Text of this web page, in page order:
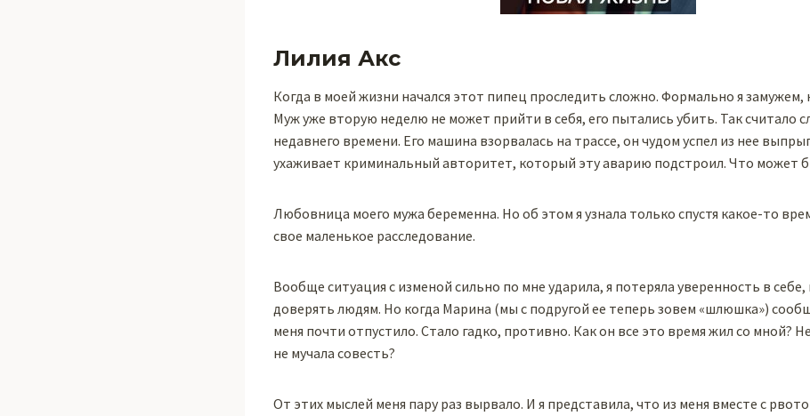
Лилия Акс
Когда в моей жизни начался этот пипец проследить сложно. Формально я замужем,
Муж уже вторую неделю не может прийти в себя, его пытались убить. Так считало
недавнего времени. Его машина взорвалась на трассе, он чудом успел из нее
ухаживает криминальный авторитет, который эту аварию подстроил. Что может
Любовница моего мужа беременна. Но об этом я узнала только спустя какое-то
свое маленькое расследование.
Вообще ситуация с изменой сильно по мне ударила, я потеряла уверенность в себе,
доверять людям. Но когда Марина (мы с подругой ее теперь зовем «шлюшка»)
меня почти отпустило. Стало гадко, противно. Как он все это время жил со мной?
не мучала совесть?
От этих мыслей меня пару раз вырвало. И я представила, что из меня вместе с